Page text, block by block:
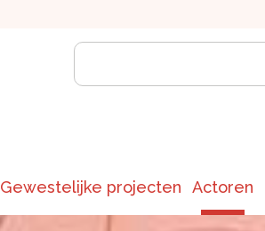
Gewestelijke projecten Actoren